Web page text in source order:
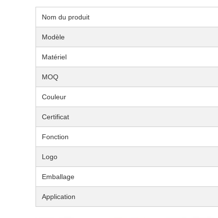
Nom du produit
Modèle
Matériel
MOQ
Couleur
Certificat
Fonction
Logo
Emballage
Application